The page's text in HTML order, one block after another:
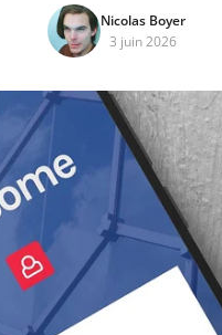
Nicolas Boyer
3 juin 2026